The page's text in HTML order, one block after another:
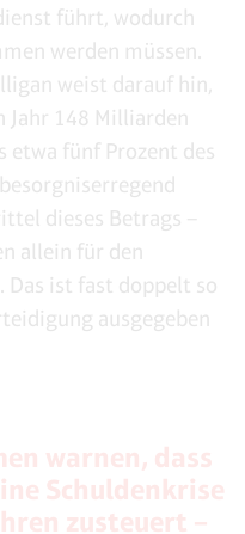
führt, wodurch
werden müssen.
weist darauf hin,
Jahr 148 Milliarden
etwa fünf Prozent des
dieses Betrags –
allein für den
Das ist fast doppelt so
ausgegeben